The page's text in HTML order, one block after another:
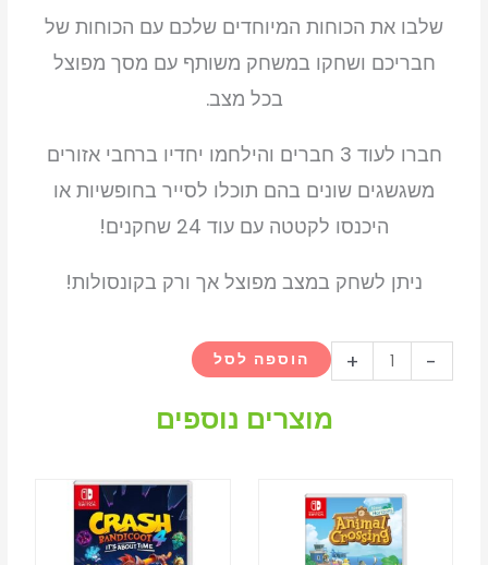
שלבו את הכוחות המיוחדים שלכם עם הכוחות של
חבריכם ושחקו במשחק משותף עם מסך מפוצל
בכל מצב.
חברו לעוד 3 חברים והילחמו יחדיו ברחבי אזורים
משגשגים שונים בהם תוכלו לסייר בחופשיות או
היכנסו לקטטה עם עוד 24 שחקנים!
ניתן לשחק במצב מפוצל אך ורק בקונסולות!
-
של
Neighborville
+ הוספה לסל
מוצרים נוספים